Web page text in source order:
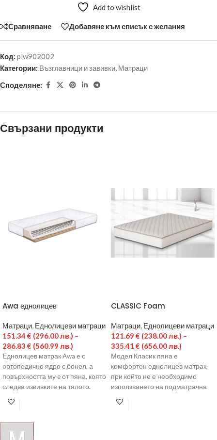
Add to wishlist
Сравняване Добавяне към списък с желания
Код: plw902002
Категории: Възглавници и завивки, Матраци
Споделяне:
Свързани продукти
Awa еднолицев
Матраци, Еднолицеви матраци
151.34 € (296.00 лв.) –
286.83 € (560.99 лв.)
Еднолицев матрак Awa е с
oртопедично ядро с бонел, а
повърхността му e от пяна, която
следва извивките на тялото.
CLASSIC Foam
Матраци, Еднолицеви матраци
121.69 € (238.00 лв.) –
335.41 € (656.00 лв.)
Модел Класик пяна е
комфортен еднолицев матрак,
при който не е необходимо
използването на подматрачна
еластична пяна.